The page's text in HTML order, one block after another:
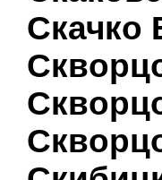
Скачко